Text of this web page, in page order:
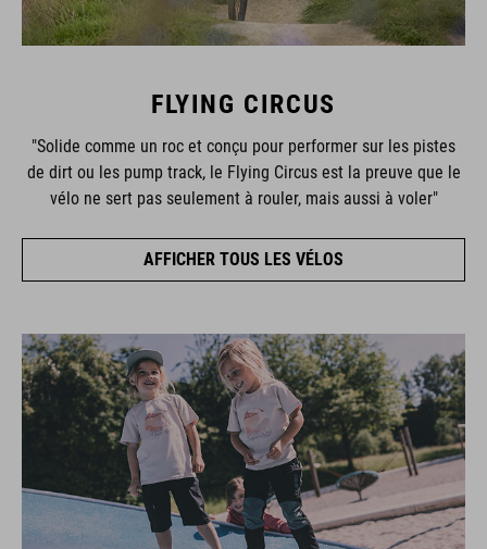
FLYING CIRCUS
"Solide comme un roc et conçu pour performer sur les pistes
de dirt ou les pump track, le Flying Circus est la preuve que le
vélo ne sert pas seulement à rouler, mais aussi à voler"
AFFICHER TOUS LES VÉLOS